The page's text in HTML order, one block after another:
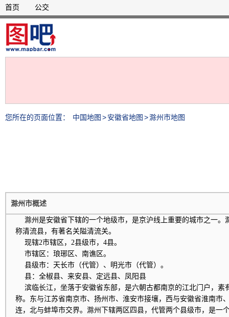
首页 公交
您所在的页面位置： 中国地图 >安徽省地图 >滁州市地图
滁州市概述
滁州是安徽省下辖的一个地级市，是京沪线上重要的城市之一。
称清流县，有著名关隘清流关。
现辖2市辖区，2县级市，4县。
市辖区：琅琊区、南谯区。
县级市：天长市（代管）、明光市（代管）。
县：全椒县、来安县、定远县、凤阳县
滨临长江，坐落于安徽省东部，是六朝古都南京的江北门户，素
称。东与江苏省南京市、扬州市、淮安市接壤，西与安徽省淮南市
连，北与蚌埠市交界。滁州下辖两区四县，代管两个县级市，是一